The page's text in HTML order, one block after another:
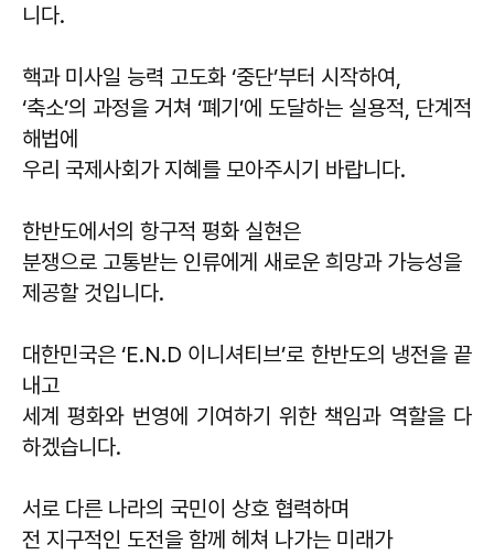
니다.
핵과 미사일 능력 고도화 ‘중단’부터 시작하여,
‘축소’의 과정을 거쳐 ‘폐기’에 도달하는 실용적, 단계적
해법에
우리 국제사회가 지혜를 모아주시기 바랍니다.
한반도에서의 항구적 평화 실현은
분쟁으로 고통받는 인류에게 새로운 희망과 가능성을
제공할 것입니다.
대한민국은 ‘E.N.D 이니셔티브’로 한반도의 냉전을 끝
내고
세계 평화와 번영에 기여하기 위한 책임과 역할을 다
하겠습니다.
서로 다른 나라의 국민이 상호 협력하며
전 지구적인 도전을 함께 헤쳐 나가는 미래가